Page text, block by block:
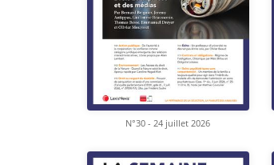
N°30 - 24 juillet 2026